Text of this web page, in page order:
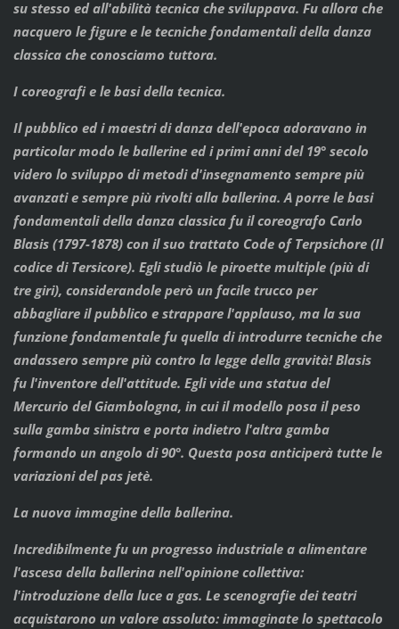
su stesso ed all'abilità tecnica che sviluppava. Fu allora che
nacquero le figure e le tecniche fondamentali della danza
classica che conosciamo tuttora.
I coreografi e le basi della tecnica.
Il pubblico ed i maestri di danza dell'epoca adoravano in
particolar modo le ballerine ed i primi anni del 19° secolo
videro lo sviluppo di metodi d'insegnamento sempre più
avanzati e sempre più rivolti alla ballerina. A porre le basi
fondamentali della danza classica fu il coreografo Carlo
Blasis (1797-1878) con il suo trattato Code of Terpsichore (Il
codice di Tersicore). Egli studiò le piroette multiple (più di
tre giri), considerandole però un facile trucco per
abbagliare il pubblico e strappare l'applauso, ma la sua
funzione fondamentale fu quella di introdurre tecniche che
andassero sempre più contro la legge della gravità! Blasis
fu l'inventore dell'attitude. Egli vide una statua del
Mercurio del Giambologna, in cui il modello posa il peso
sulla gamba sinistra e porta indietro l'altra gamba
formando un angolo di 90°. Questa posa anticiperà tutte le
variazioni del pas jetè.
La nuova immagine della ballerina.
Incredibilmente fu un progresso industriale a alimentare
l'ascesa della ballerina nell'opinione collettiva:
l'introduzione della luce a gas. Le scenografie dei teatri
acquistarono un valore assoluto: immaginate lo spettacolo